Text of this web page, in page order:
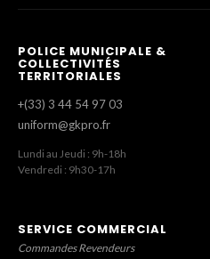
POLICE MUNICIPALE &
COLLECTIVITÉS
TERRITORIALES
+(33) 3 44 54 97 03
uniform@gkpro.fr
Lundi au Jeudi : 9h-18h
Vendredi : 9h30-17h
SERVICE COMMERCIAL
Commandes Revendeurs